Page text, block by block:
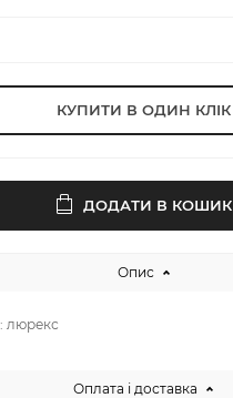
КУПИТИ В ОДИН КЛІК
ДОДАТИ В КОШИК
Опис
люрекс
Оплата і доставка